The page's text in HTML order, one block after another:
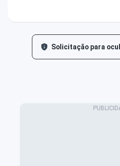
Solicitação para